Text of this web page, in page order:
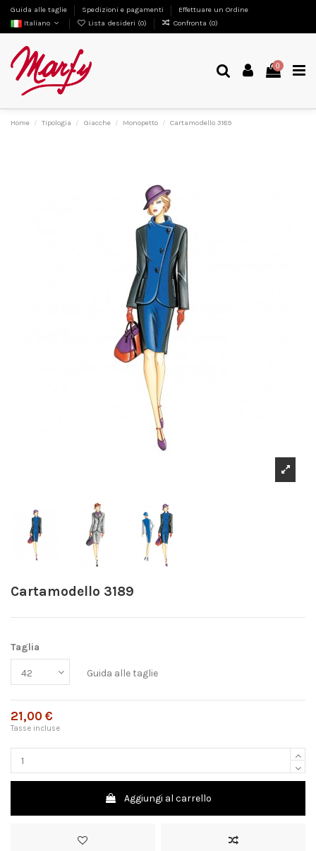
Guida alle taglie Spedizioni e pagamenti
Effettuare un Ordine
Italiano
Lista desideri (0) Confronta (0)
0
Home Tipologia Giacche Monopetto Cartamodello 3189
Cartamodello 3189
Taglia
Guida alle taglie
21,00 €
Tasse incluse
Aggiungi al carrello